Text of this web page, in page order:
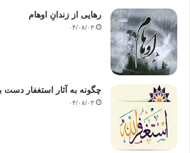
رهایی از زندانِ اوهام
۰۴/۰۸/۰۳
چگونه به آثار استغفار دست
۰۴/۰۸/۰۳